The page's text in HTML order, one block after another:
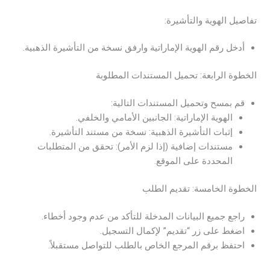
تفاصيل الهوية والتأشيرة:
أدخل رقم الهوية الإماراتية وارفق نسخة من التأشيرة الذهبية.
الخطوة الرابعة: تحميل المستندات المطلوبة
قم بمسح وتحميل المستندات التالية:
الهوية الإماراتية: الجانبين الأمامي والخلفي.
إثبات التأشيرة الذهبية: نسخة من مستند التأشيرة.
مستندات إضافية (إذا لزم الأمر): تحقق من المتطلبات
المحددة على الموقع.
الخطوة الخامسة: تقديم الطلب
راجع جميع البيانات المدخلة للتأكد من عدم وجود أخطاء.
اضغط على زر “تقديم” لإكمال التسجيل.
احتفظ برقم المرجع الخاص بالطلب للتواصل مستقبلاً.